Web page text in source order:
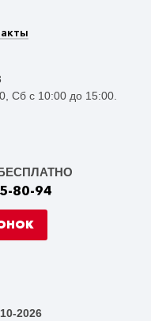
Сб с 10:00 до 15:00.
80-94
2026